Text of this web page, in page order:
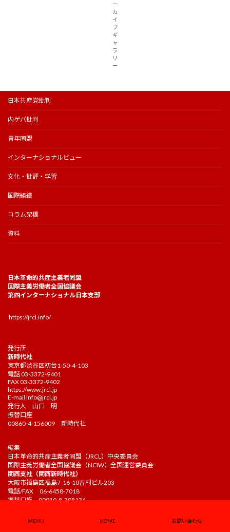
ー
カ
イ
ブ
ギ
ャ
ラ
リ
ー
日本共産党批判
内ゲバ批判
青年同盟
インターナショナルビュー
文化・批評・学習
国際組織
コラム架橋
資料
日本革命的共産主義者同盟
国際主義労働者全国協議会
第四インターナショナル日本支部
https://jrcl.info/
発行所
新時代社
東京都渋谷区初台1-50-4-103
電話 03-3372-9401
FAX 03-3372-9402
https://www.jrcl.jp
E-mail info@jrcl.jp
発行人 山口 明
振替口座
00860-4-156009 新時代社
編集
日本革命的共産主義者同盟（JRCL）中央委員会
国際主義労働者全国協議会（NCIW）全国運営委員会
関西支社（関西新時代社）
大阪市福島区福島7-16-10吉村ビル203
電話/FAX 06-6458-7018
振替口座 00910-8-308136
労働者の力社
MENU HOME お問い合わせ